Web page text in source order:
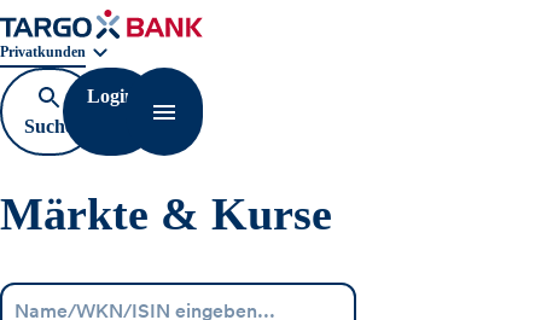
Geschäftsbereichnavigation. Aktuelle Auswahl:
Privatkunden
Suche
öffnen
Login
Navigation öffnen
Märkte & Kurse